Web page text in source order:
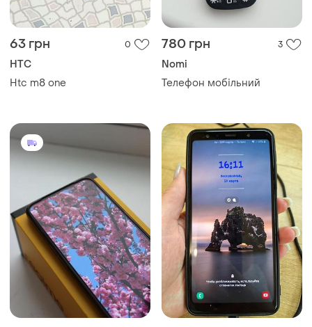
63 грн 0
HTC
Htc m8 one
780 грн 3
Nomi
Телефон мобільний